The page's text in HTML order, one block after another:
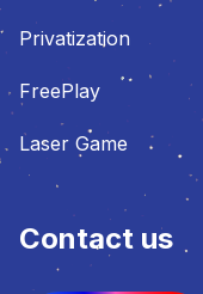
Privatization
FreePlay
Laser Game
Contact us